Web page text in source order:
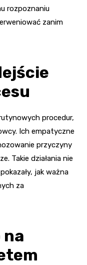
rozpoznaniu
zanim
procedur,
Ich empatyczne
przyczyny
Takie działania nie
jak ważna
za
na